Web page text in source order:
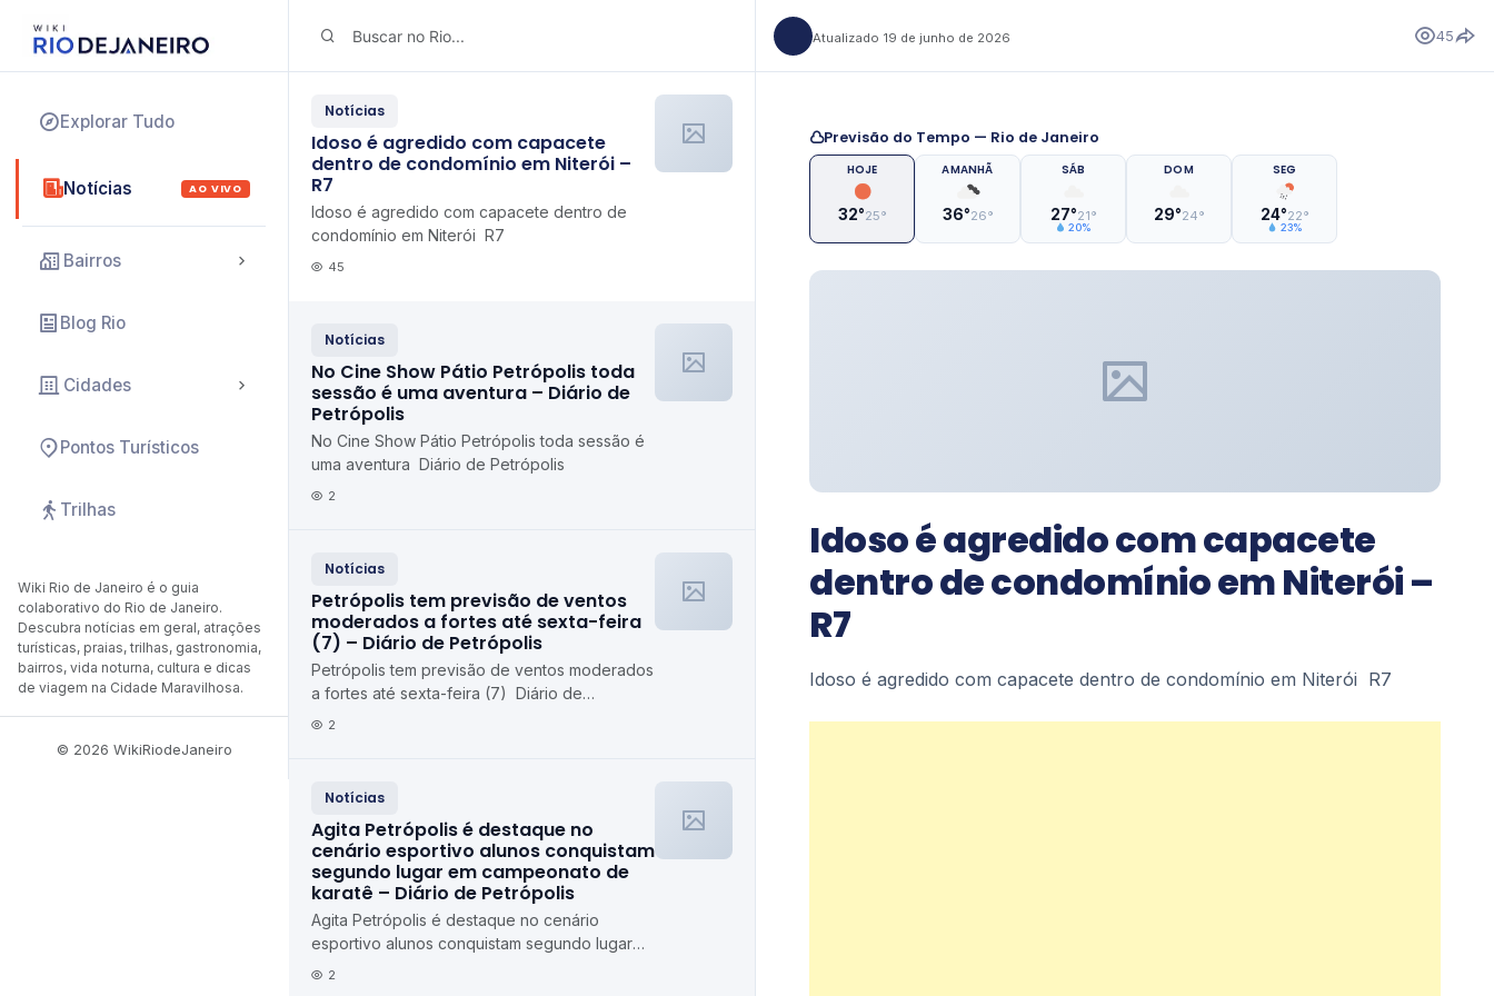
Explorar Tudo
Notícias AO VIVO
Bairros
Blog Rio
Cidades
Pontos Turísticos
Trilhas
Wiki Rio de Janeiro é o guia
colaborativo do Rio de Janeiro.
Descubra notícias em geral, atrações
turísticas, praias, trilhas, gastronomia,
bairros, vida noturna, cultura e dicas
de viagem na Cidade Maravilhosa.
© 2026 WikiRiodeJaneiro
Notícias
Idoso é agredido com capacete
dentro de condomínio em Niterói –
R7
Idoso é agredido com capacete dentro de
condomínio em Niterói R7
45
Notícias
No Cine Show Pátio Petrópolis toda
sessão é uma aventura – Diário de
Petrópolis
No Cine Show Pátio Petrópolis toda sessão é
uma aventura Diário de Petrópolis
2
Notícias
Petrópolis tem previsão de ventos
moderados a fortes até sexta-feira
(7) – Diário de Petrópolis
Petrópolis tem previsão de ventos moderados
a fortes até sexta-feira (7) Diário de
Petrópolis
2
Notícias
Agita Petrópolis é destaque no
cenário esportivo alunos conquistam
segundo lugar em campeonato de
karatê – Diário de Petrópolis
Agita Petrópolis é destaque no cenário
esportivo alunos conquistam segundo lugar
em campeonato de karatê Diário de
2
Atualizado 19 de junho de 2026 45
Previsão do Tempo — Rio de Janeiro
HOJE
32°25°
AMANHÃ
36°26°
SÁB
27°21°
20%
DOM
29°24°
SEG
24°22°
23%
Idoso é agredido com capacete
dentro de condomínio em Niterói –
R7
Idoso é agredido com capacete dentro de condomínio em Niterói R7